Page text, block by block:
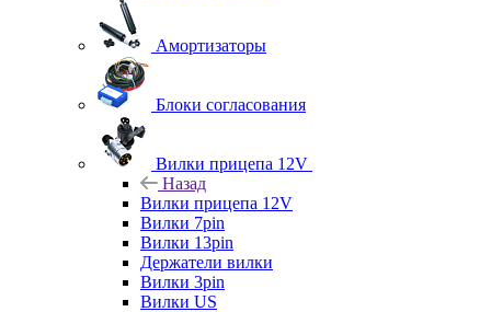
Амортизаторы
Блоки согласования
Вилки прицепа 12V
Назад
Вилки прицепа 12V
Вилки 7pin
Вилки 13pin
Держатели вилки
Вилки 3pin
Вилки US